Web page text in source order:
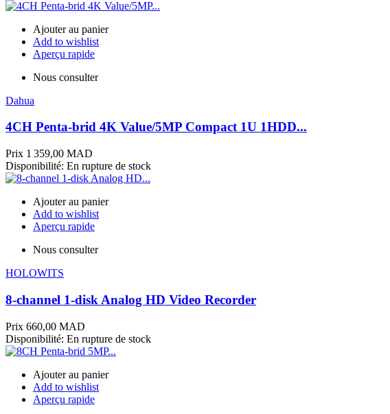
Ajouter au panier
Add to wishlist
Aperçu rapide
Nous consulter
Dahua
4CH Penta-brid 4K Value/5MP Compact 1U 1HDD...
Prix 1 359,00 MAD
Disponibilité: En rupture de stock
Ajouter au panier
Add to wishlist
Aperçu rapide
Nous consulter
HOLOWITS
8-channel 1-disk Analog HD Video Recorder
Prix 660,00 MAD
Disponibilité: En rupture de stock
Ajouter au panier
Add to wishlist
Aperçu rapide